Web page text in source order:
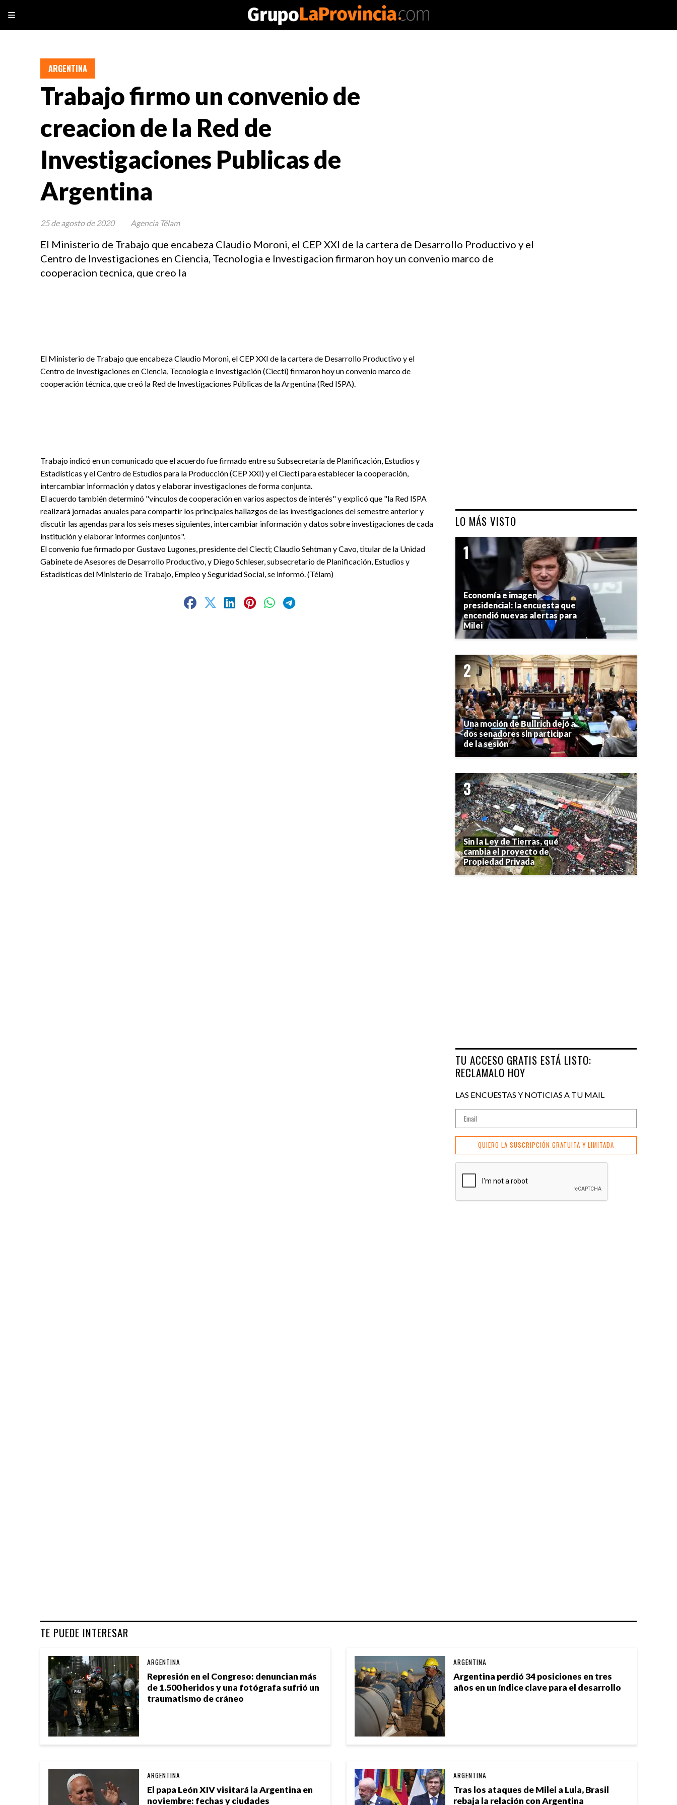
Trabajo firmo un convenio de
creacion de la Red de
Investigaciones Publicas de
Argentina
El Ministerio de Trabajo que encabeza Claudio Moroni, el CEP XXI de la cartera de Desarrollo Productivo y el
Centro de Investigaciones en Ciencia, Tecnologia e Investigacion firmaron hoy un convenio marco de
cooperacion tecnica, que creo la
ARGENTINA
25 de agosto de 2020 Agencia Télam
El Ministerio de Trabajo que encabeza Claudio Moroni, el CEP XXI de la cartera de Desarrollo Productivo y el
Centro de Investigaciones en Ciencia, Tecnología e Investigación (Ciecti) firmaron hoy un convenio marco de
cooperación técnica, que creó la Red de Investigaciones Públicas de la Argentina (Red ISPA).
Trabajo indicó en un comunicado que el acuerdo fue firmado entre su Subsecretaría de Planificación, Estudios y
Estadísticas y el Centro de Estudios para la Producción (CEP XXI) y el Ciecti para establecer la cooperación,
intercambiar información y datos y elaborar investigaciones de forma conjunta.
El acuerdo también determinó "vínculos de cooperación en varios aspectos de interés" y explicó que "la Red ISPA
realizará jornadas anuales para compartir los principales hallazgos de las investigaciones del semestre anterior y
discutir las agendas para los seis meses siguientes, intercambiar información y datos sobre investigaciones de cada
institución y elaborar informes conjuntos".
El convenio fue firmado por Gustavo Lugones, presidente del Ciecti; Claudio Sehtman y Cavo, titular de la Unidad
Gabinete de Asesores de Desarrollo Productivo, y Diego Schleser, subsecretario de Planificación, Estudios y
Estadísticas del Ministerio de Trabajo, Empleo y Seguridad Social, se informó. (Télam)
TE PUEDE INTERESAR
Represión en el Congreso: denuncian más
de 1.500 heridos y una fotógrafa sufrió un
traumatismo de cráneo
ARGENTINA
Argentina perdió 34 posiciones en tres
años en un índice clave para el desarrollo
ARGENTINA
El papa León XIV visitará la Argentina en
noviembre: fechas y ciudades
ARGENTINA
Tras los ataques de Milei a Lula, Brasil
rebaja la relación con Argentina
ARGENTINA
LO MÁS VISTO
Economía e imagen
presidencial: la encuesta que
encendió nuevas alertas para
Milei
Una moción de Bullrich dejó a
dos senadores sin participar
de la sesión
Sin la Ley de Tierras, qué
cambia el proyecto de
Propiedad Privada
TU ACCESO GRATIS ESTÁ LISTO:
RECLAMALO HOY
LAS ENCUESTAS Y NOTICIAS A TU MAIL
QUIERO LA SUSCRIPCIÓN GRATUITA Y LIMITADA